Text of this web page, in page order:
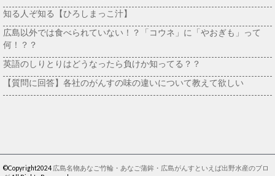
知る人ぞ知る【ひろしまっこ汁】
広島以外では食べられていない！？「コウネ」に「やおぎも」って
何！？？
英語のしりとりはどうなったら負けか知ってる？？
【質問に回答】各社のがんすの味の違いについて教えて欲しい
©Copyright2024 広島名物あなご竹輪・あなご蒲鉾・広島がんすといえば出野水産のブロ